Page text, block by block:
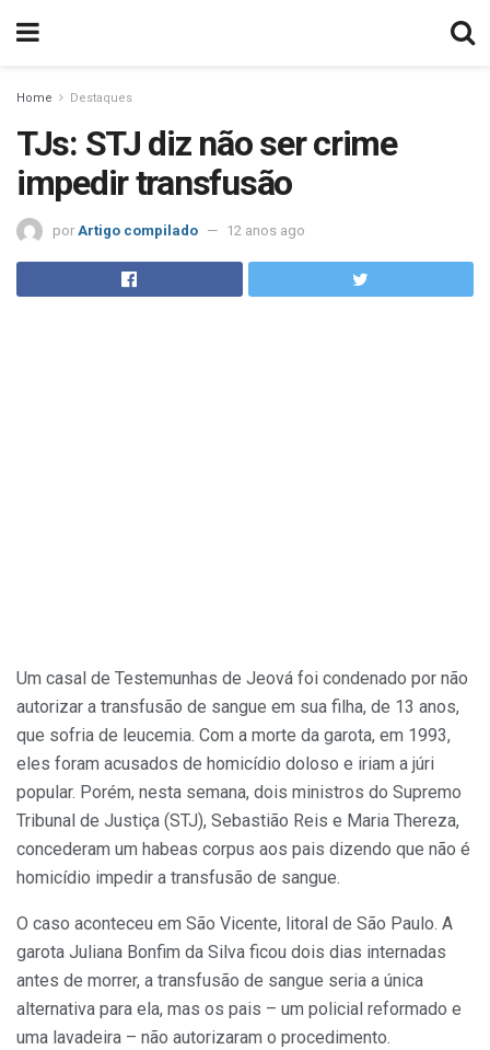
Home Destaques
TJs: STJ diz não ser crime
impedir transfusão
por Artigo compilado 12 anos ago
Um casal de Testemunhas de Jeová foi condenado por não
autorizar a transfusão de sangue em sua filha, de 13 anos,
que sofria de leucemia. Com a morte da garota, em 1993,
eles foram acusados de homicídio doloso e iriam a júri
popular. Porém, nesta semana, dois ministros do Supremo
Tribunal de Justiça (STJ), Sebastião Reis e Maria Thereza,
concederam um habeas corpus aos pais dizendo que não é
homicídio impedir a transfusão de sangue.
O caso aconteceu em São Vicente, litoral de São Paulo. A
garota Juliana Bonfim da Silva ficou dois dias internadas
antes de morrer, a transfusão de sangue seria a única
alternativa para ela, mas os pais – um policial reformado e
uma lavadeira – não autorizaram o procedimento.